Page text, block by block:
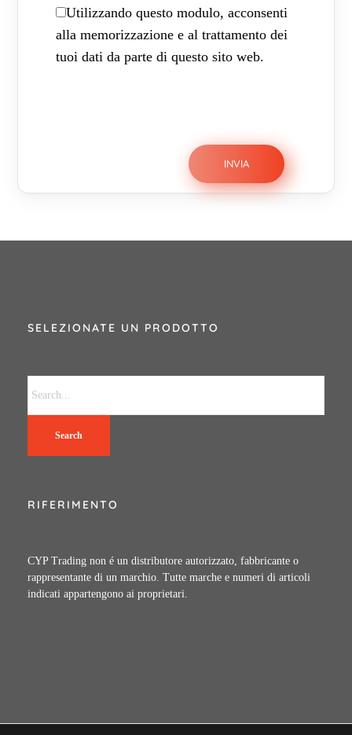
Utilizzando questo modulo, acconsenti
alla memorizzazione e al trattamento dei
tuoi dati da parte di questo sito web.
SELEZIONATE UN PRODOTTO
Search
RIFERIMENTO
CYP Trading non é un distributore autorizzato, fabbricante o
rappresentante di un marchio. Tutte marche e numeri di articoli
indicati appartengono ai proprietari.